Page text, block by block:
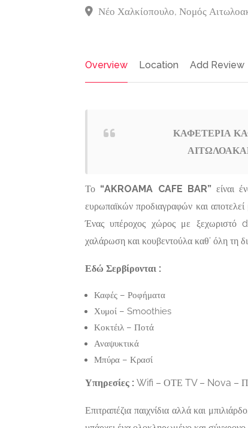
Νέο Χαλκίοπουλο, Νομός
Overview Location Add Review
ΚΑΦΕΤΕΡΙΑ
Το “AKROAMA CAFE BAR”είναι
ευρωπαϊκών προδιαγραφών και
Ένας υπέροχος χώρος με ξεχωριστό
χαλάρωση και κουβεντούλα καθ’ όλη τη
Εδώ Σερβίρονται :
Καφές – Ροφήματα
Χυμοί – Smoothies
Κοκτέιλ – Ποτά
Αναψυκτικά
Μπύρα – Κρασί
Υπηρεσίες : Wifi – ΟΤΕ TV – Nova –
Επιτραπέζια παιχνίδια αλλά και
ΔΙΕΚΠΕΡΑΙΩΣΕΩΝ
Πίνδου 12-14, Αθήνα,
Now Open
Τεχνικοί-Υπηρεσίες-
Επισκευές